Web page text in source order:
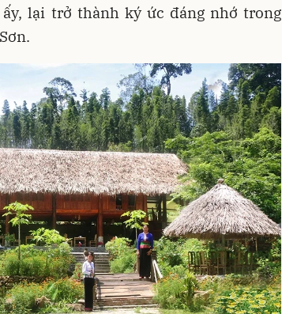
lại trở thành ký ức đáng nhớ trong